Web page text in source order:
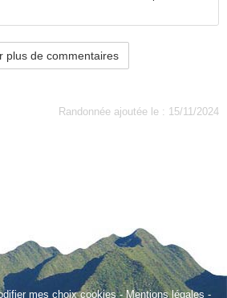
plus de commentaires
Randonnée ajoutée le : 15/11/2024
mes choix cookies-Mentions légales -